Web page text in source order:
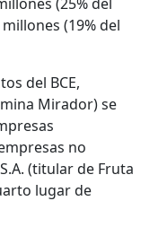
(19% del
del BCE,
Mirador) se
no
(titular de Fruta
lugar de